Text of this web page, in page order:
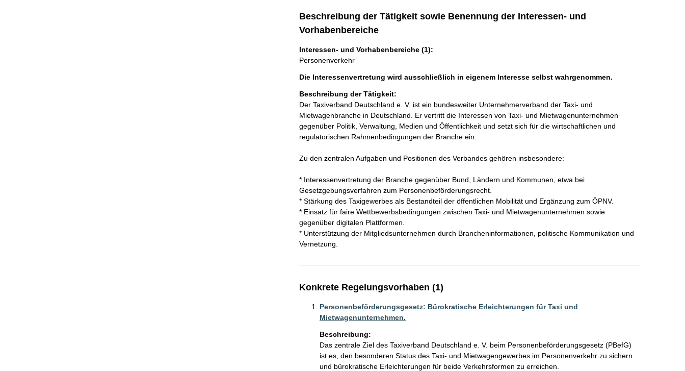
Beschreibung der Tätigkeit sowie Benennung der Interessen- und
Vorhabenbereiche
Interessen- und Vorhabenbereiche (1):
Personenverkehr
Die Interessenvertretung wird ausschließlich in eigenem Interesse selbst wahrgenommen.
Beschreibung der Tätigkeit:
Der Taxiverband Deutschland e. V. ist ein bundesweiter Unternehmerverband der Taxi- und
Mietwagenbranche in Deutschland. Er vertritt die Interessen von Taxi- und Mietwagenunternehmen
gegenüber Politik, Verwaltung, Medien und Öffentlichkeit und setzt sich für die wirtschaftlichen und
regulatorischen Rahmenbedingungen der Branche ein.
Zu den zentralen Aufgaben und Positionen des Verbandes gehören insbesondere:
* Interessenvertretung der Branche gegenüber Bund, Ländern und Kommunen, etwa bei
Gesetzgebungsverfahren zum Personenbeförderungsrecht.
* Stärkung des Taxigewerbes als Bestandteil der öffentlichen Mobilität und Ergänzung zum ÖPNV.
* Einsatz für faire Wettbewerbsbedingungen zwischen Taxi- und Mietwagenunternehmen sowie
gegenüber digitalen Plattformen.
* Unterstützung der Mitgliedsunternehmen durch Brancheninformationen, politische Kommunikation und
Vernetzung.
Konkrete Regelungsvorhaben (1)
Personenbeförderungsgesetz: Bürokratische Erleichterungen für Taxi und
Mietwagenunternehmen.
Beschreibung:
Das zentrale Ziel des Taxiverband Deutschland e. V. beim Personenbeförderungsgesetz (PBefG)
ist es, den besonderen Status des Taxi- und Mietwagengewerbes im Personenverkehr zu sichern
und bürokratische Erleichterungen für beide Verkehrsformen zu erreichen.